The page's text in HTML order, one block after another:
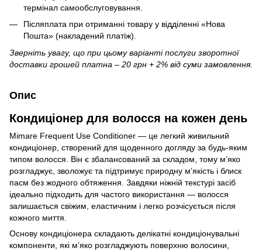
термінал самообслуговування.
Післяплата при отриманні товару у відділенні «Нова
Пошта» (накладений платіж).
Зверніть увагу, що при цьому варіанті послуги зворотної
доставки грошей платна – 20 грн + 2% від суми замовлення.
Опис
Кондиціонер для волосся на кожен день
Mimare Frequent Use Conditioner — це легкий живильний
кондиціонер, створений для щоденного догляду за будь-яким
типом волосся. Він є збалансований за складом, тому м’яко
розгладжує, зволожує та підтримує природну м’якість і блиск
пасм без жодного обтяження. Завдяки ніжній текстурі засіб
ідеально підходить для частого використання — волосся
залишається свіжим, еластичним і легко розчісується після
кожного миття.
Основу кондиціонера складають делікатні кондиціонувальні
компоненти, які м’яко розгладжують поверхню волосини,